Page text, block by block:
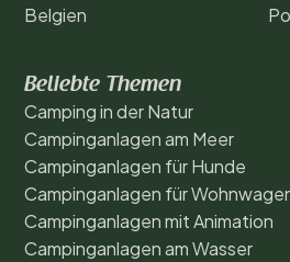
Belgien
Beliebte Themen
Camping in der Natur
Campinganlagen am Meer
Campinganlagen für Hunde
Campinganlagen für
Campinganlagen mit Animation
Campinganlagen am Wasser